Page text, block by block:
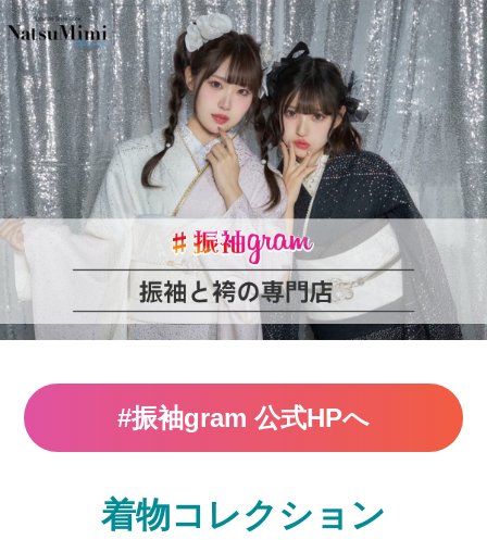
#振袖gram 公式HPへ
着物コレクション